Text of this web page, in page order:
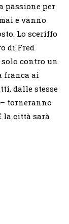
passione per
e vanno
Lo sceriffo
di Fred
solo contro un
franca ai
dalle stesse
torneranno
la città sarà